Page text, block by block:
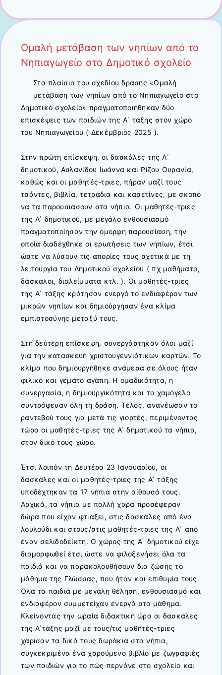
Ομαλή μετάβαση των νηπίων από το
Νηπιαγωγείο στο Δημοτικό σχολείο
Στα πλαίσια του σχεδίου δράσης «Ομαλή
μετάβαση των νηπίων από το Νηπιαγωγείο στο
Δημοτικό σχολείο» πραγματοποιήθηκαν δύο
επισκέψεις των παιδιών της Α΄ τάξης στον χώρο
του Νηπιαγωγείου ( Δεκέμβριος 2025 ).
Στην πρώτη επίσκεψη, οι δασκάλες της Α΄
δημοτικού, Ασλανίδου Ιωάννα και Ρίζου Ουρανία,
καθώς και οι μαθητές-τριες, πήραν μαζί τους
τσάντες, βιβλία, τετράδια και κασετίνες, με σκοπό
να τα παρουσιάσουν στα νήπια. Οι μαθητές-τριες
της Α΄ δημοτικού, με μεγάλο ενθουσιασμό
πραγματοποίησαν την όμορφη παρουσίαση, την
οποία διαδέχθηκε οι ερωτήσεις των νηπίων, έτσι
ώστε να λύσουν τις απορίες τους σχετικά με τη
λειτουργία του Δημοτικού σχολείου ( πχ μαθήματα,
δάσκαλοι, διαλείμματα κτλ. ). Οι μαθητές-τριες
της Α΄ τάξης κράτησαν ενεργό το ενδιαφέρον των
μικρών νηπίων και δημιούργησαν ένα κλίμα
εμπιστοσύνης μεταξύ τους.
Στη δεύτερη επίσκεψη, συνεργάστηκαν όλοι μαζί
για την κατασκευή χριστουγεννιάτικων καρτών. Το
κλίμα που δημιουργήθηκε ανάμεσα σε όλους ήταν
φιλικό και γεμάτο αγάπη. Η ομαδικότητα, η
συνεργασία, η δημιουργικότητα και το χαμόγελο
συντρόφευαν όλη τη δράση. Τέλος, ανανέωσαν το
ραντεβού τους για μετά τις γιορτές, περιμένοντας
τώρα οι μαθητές-τριες της Α΄ δημοτικού τα νήπια,
στον δικό τους χώρο.
Έτσι λοιπόν τη Δευτέρα 23 Ιανουαρίου, οι
δασκάλες και οι μαθητές-τριες της Α΄ τάξης
υποδέχτηκαν τα 17 νήπια στην αίθουσά τους.
Αρχικά, τα νήπια με πολλή χαρά προσέφεραν
δώρα που είχαν φτιάξει, στις δασκάλες από ένα
λουλούδι και στους/στις μαθητές-τριες της Α΄ από
έναν σελιδοδείκτη. Ο χώρος της Α΄ δημοτικού είχε
διαμορφωθεί έτσι ώστε να φιλοξενήσει όλα τα
παιδιά και να παρακολουθήσουν δια ζώσης το
μάθημα της Γλώσσας, που ήταν και επιθυμία τους.
Όλα τα παιδιά με μεγάλη θέληση, ενθουσιασμό και
ενδιαφέρον συμμετείχαν ενεργά στο μάθημα.
Κλείνοντας την ωραία διδακτική ώρα οι δασκάλες
της Α΄τάξης μαζί με τους/τις μαθητές-τριες
χάρισαν τα δικά τους δωράκια στα νήπια,
συγκεκριμένα ένα χαρούμενο βιβλίο με ζωγραφιές
των παιδιών για το πώς περνάνε στο σχολείο και